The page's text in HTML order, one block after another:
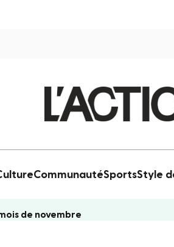
CommunautéSportsStyle
de novembre